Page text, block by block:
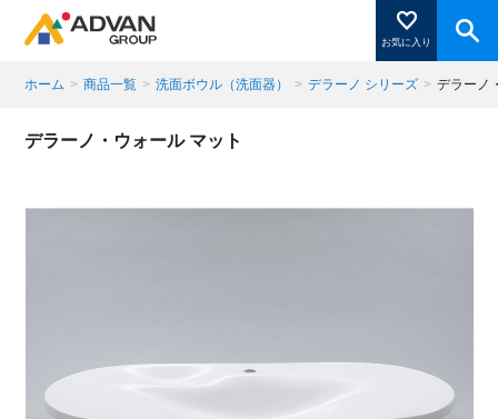
お気に入り
商品ページにある「お気に入り登録」を押すと登録した
ホーム > 商品一覧 > 洗面ボウル（洗面器） > デラーノ シリーズ > デラーノ
デラーノ・ウォール マット